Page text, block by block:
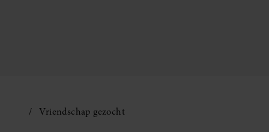
Vriendschap gezocht